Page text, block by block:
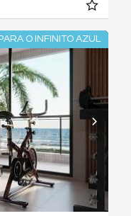
O INFINITO AZUL